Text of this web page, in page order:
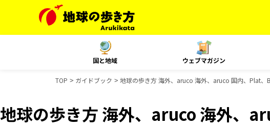
国と地域 ウェブマガジン
TOP ガイドブック 地球の歩き方 海外、aruco 海外、aruco 国内、Plat、
地球の歩き方 海外、aruco 海外、